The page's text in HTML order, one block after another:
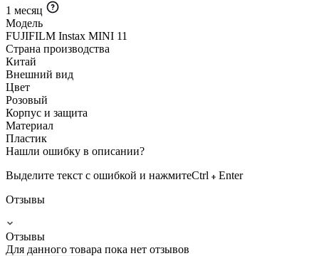
1 месяц
Модель
FUJIFILM Instax MINI 11
Страна производства
Китай
Внешний вид
Цвет
Розовый
Корпус и защита
Материал
Пластик
Нашли ошибку в описании?
Выделите текст с ошибкой и нажмитеCtrl
Enter
Отзывы
Отзывы
Для данного товара пока нет отзывов